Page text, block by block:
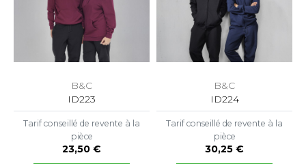
MILL
B&C
ID223
Tarif conseillé de revente à la
pièce
23,50 €
B&C
ID224
Tarif conseillé de revente à la
pièce
30,25 €